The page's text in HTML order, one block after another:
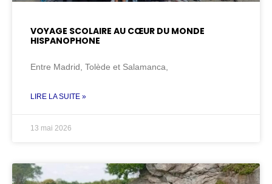
VOYAGE SCOLAIRE AU CŒUR DU MONDE
HISPANOPHONE
Entre Madrid, Tolède et Salamanca,
LIRE LA SUITE »
13 mai 2026